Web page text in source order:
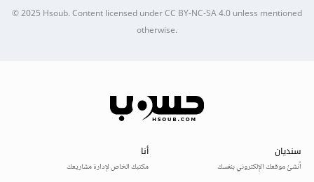
© 2025 Hsoub.Content licensed underCC BY-NC-SA 4.0unless mentioned
otherwise.